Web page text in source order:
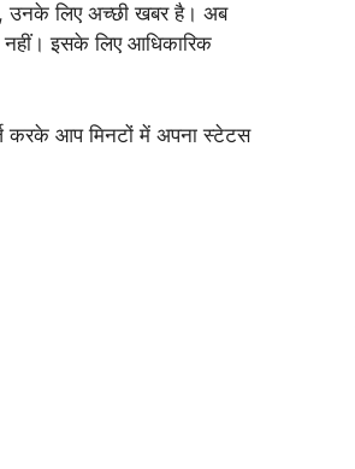
लिए अच्छी खबर है। अब
इसके लिए आधिकारिक
करके आप मिनटों में अपना स्टेटस